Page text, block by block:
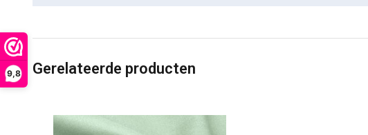
9,8 Gerelateerde producten